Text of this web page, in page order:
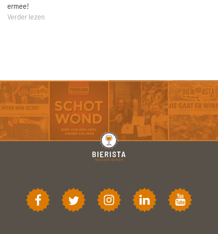
ermee!
Verder lezen